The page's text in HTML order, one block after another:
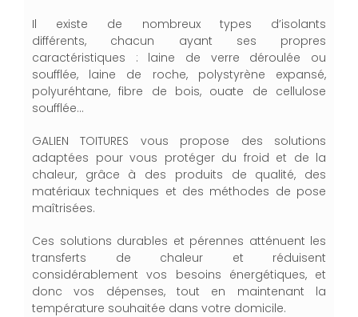
Il existe de nombreux types d’isolants
différents, chacun ayant ses propres
caractéristiques : laine de verre déroulée ou
soufflée, laine de roche, polystyrène expansé,
polyuréhtane, fibre de bois, ouate de cellulose
soufflée…
GALIEN TOITURES vous propose des solutions
adaptées pour vous protéger du froid et de la
chaleur, grâce à des produits de qualité, des
matériaux techniques et des méthodes de pose
maîtrisées.
Ces solutions durables et pérennes atténuent les
transferts de chaleur et réduisent
considérablement vos besoins énergétiques, et
donc vos dépenses, tout en maintenant la
température souhaitée dans votre domicile.